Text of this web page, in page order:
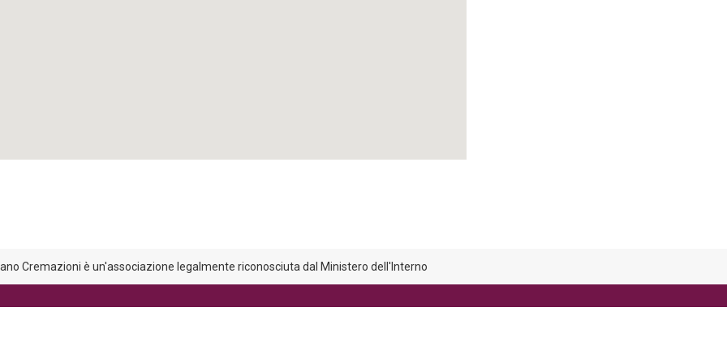
Cremazioni è un'associazione legalmente riconosciuta dal Ministero dell'Interno